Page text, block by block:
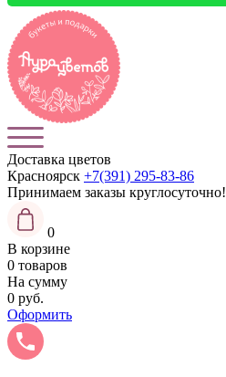
Доставка цветов
Красноярск +7(391) 295-83-86
Принимаем заказы круглосуточно!
0
В корзине
0 товаров
На сумму
0 руб.
Оформить